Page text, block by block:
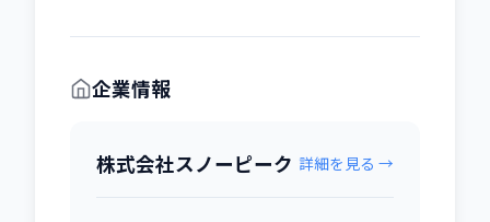
企業情報
株式会社スノーピーク 詳細を見る →